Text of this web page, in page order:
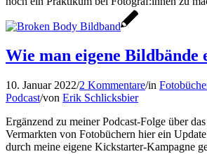
Wie man eigene Bildbände
10. Januar 2022/2 Kommentare/in
Podcast/von Erik Schlicksbier
Ergänzend zu meiner Podcast-Folge über
Vermarkten von Fotobüchern hier ein
durch meine eigene Kickstarter-Kampagne